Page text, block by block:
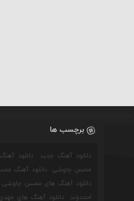
برچسب ها
دانلود آهنگ جدید دانلود آهنگ
محسن چاوشی
دانلود آهنگ
دانلود آهنگ های محسن چاوشی
احمدوند
دانلود آهنگ های